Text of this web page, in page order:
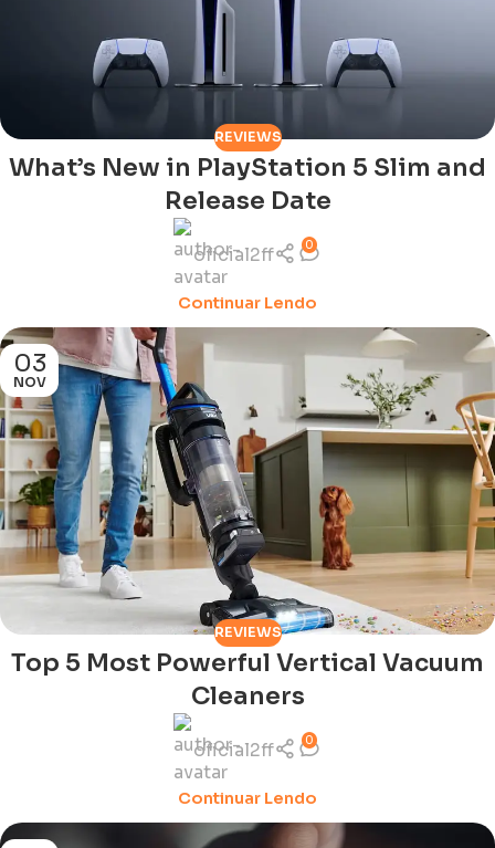
REVIEWS
What’s New in PlayStation 5 Slim and
Release Date
oficial2ff 0
Continuar Lendo
03
NOV
REVIEWS
Top 5 Most Powerful Vertical Vacuum
Cleaners
oficial2ff 0
Continuar Lendo